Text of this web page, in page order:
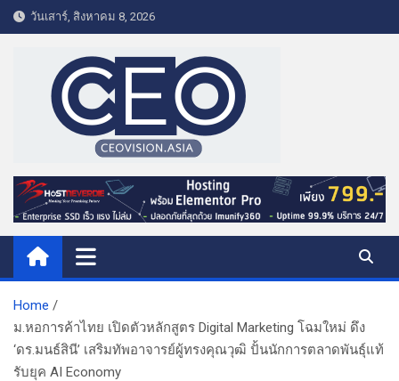
k
e
t
วันเสาร์, สิงหาคม 8, 2026
CEO VISION.ASIA
Business & Lifestyle
Home
ม.หอการค้าไทย เปิดตัวหลักสูตร Digital Marketing โฉมใหม่ ดึง
‘ดร.มนธ์สินี’ เสริมทัพอาจารย์ผู้ทรงคุณวุฒิ ปั้นนักการตลาดพันธุ์แท้
รับยุค AI Economy